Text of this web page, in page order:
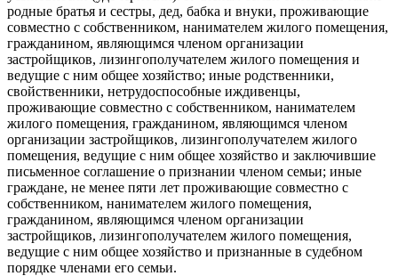
родные братья и сестры, дед, бабка и внуки, проживающие
совместно с собственником, нанимателем жилого помещения,
гражданином, являющимся членом организации
застройщиков, лизингополучателем жилого помещения и
ведущие с ним общее хозяйство; иные родственники,
свойственники, нетрудоспособные иждивенцы,
проживающие совместно с собственником, нанимателем
жилого помещения, гражданином, являющимся членом
организации застройщиков, лизингополучателем жилого
помещения, ведущие с ним общее хозяйство и заключившие
письменное соглашение о признании членом семьи; иные
граждане, не менее пяти лет проживающие совместно с
собственником, нанимателем жилого помещения,
гражданином, являющимся членом организации
застройщиков, лизингополучателем жилого помещения,
ведущие с ним общее хозяйство и признанные в судебном
порядке членами его семьи.